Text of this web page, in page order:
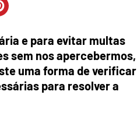
e para evitar multas
sem nos apercebermos,
uma forma de verificar
para resolver a